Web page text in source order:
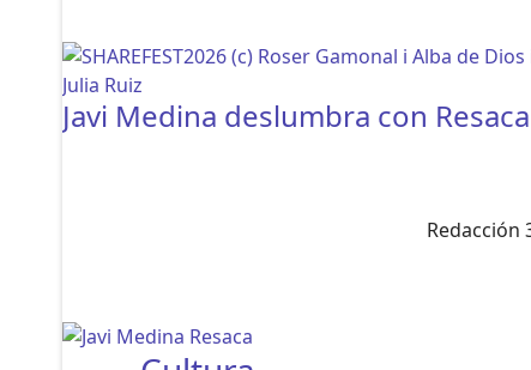
Javi Medina deslumbra con
Redacción